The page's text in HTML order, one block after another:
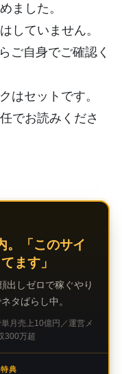
ました。
していません。
ご自身でご確認く
はセットです。
でお読みくださ
。「このサイ
ます」
出しゼロで稼ぐやり
タばらし中。
月売上10億円／運営メ
300万超
典